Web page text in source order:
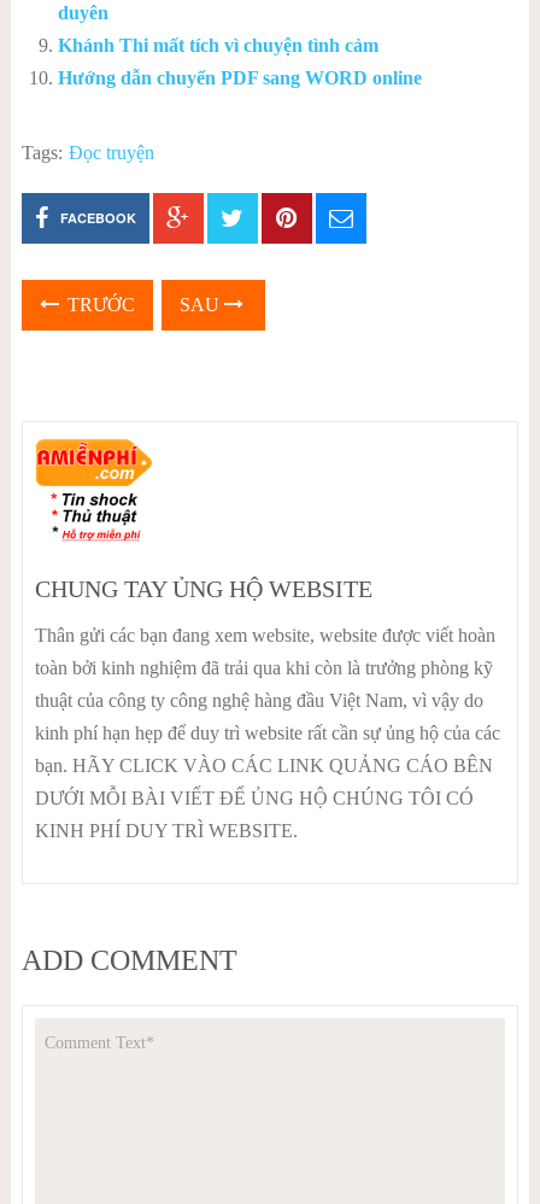
duyên
Khánh Thi mất tích vì chuyện tình cảm
Hướng dẫn chuyển PDF sang WORD online
Tags: Đọc truyện
FACEBOOK
TRƯỚC SAU
CHUNG TAY ỦNG HỘ WEBSITE
Thân gửi các bạn đang xem website, website được viết hoàn
toàn bởi kinh nghiệm đã trải qua khi còn là trưởng phòng kỹ
thuật của công ty công nghệ hàng đầu Việt Nam, vì vậy do
kinh phí hạn hẹp để duy trì website rất cần sự ủng hộ của các
bạn. HÃY CLICK VÀO CÁC LINK QUẢNG CÁO BÊN
DƯỚI MỖI BÀI VIẾT ĐỂ ỦNG HỘ CHÚNG TÔI CÓ
KINH PHÍ DUY TRÌ WEBSITE.
ADD COMMENT